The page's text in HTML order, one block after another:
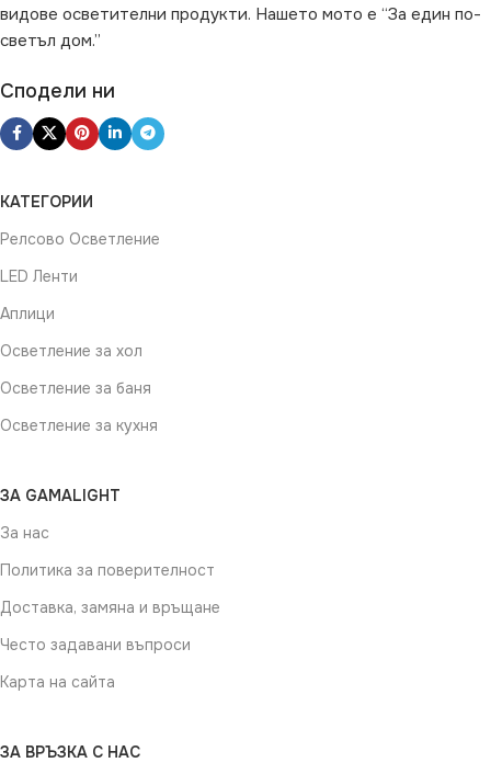
видове осветителни продукти. Нашето мото е “За един по-
светъл дом.”
Сподели ни
КАТЕГОРИИ
Релсово Осветление
LED Ленти
Аплици
Осветление за хол
Осветление за баня
Осветление за кухня
ЗА GAMALIGHT
За нас
Политика за поверителност
Доставка, замяна и връщане
Често задавани въпроси
Карта на сайта
ЗА ВРЪЗКА С НАС